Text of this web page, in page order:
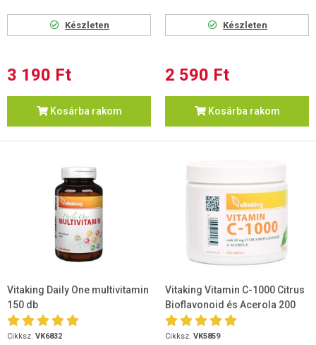
Készleten
3 190 Ft
Kosárba rakom
Készleten
2 590 Ft
Kosárba rakom
Vitaking Daily One multivitamin
150 db
Cikksz. VK6832
Vitaking Vitamin C-1000 Citrus
Bioflavonoid és Acerola 200
db
Cikksz. VK5859